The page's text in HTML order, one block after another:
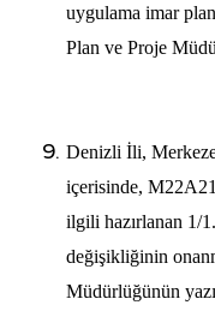
uygulama imar
Plan ve Proje
Denizli İli,
içerisinde,
ilgili hazırlanan 1/
değişikliğinin
Müdürlüğünün